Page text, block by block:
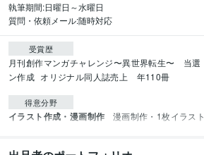
執筆期間:日曜日～水曜日
質問・依頼メール:随時対応
受賞歴
月刊創作マンガチャレンジ〜異世界転生〜　当選
ン作成 オリジナル同人誌売上　年110冊
得意分野
イラスト作成・漫画制作 漫画制作・1枚イラスト